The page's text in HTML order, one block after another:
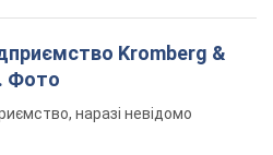
Kromberg &
Фото
наразі невідомо